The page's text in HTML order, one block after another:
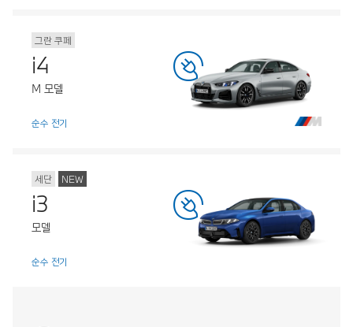
그란 쿠페
i4
M 모델
순수 전기
세단 NEW
i3
모델
순수 전기